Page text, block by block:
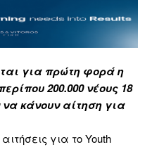
για πρώτη φορά η
200.000 νέους 18
να κάνουν αίτηση για
για το Youth